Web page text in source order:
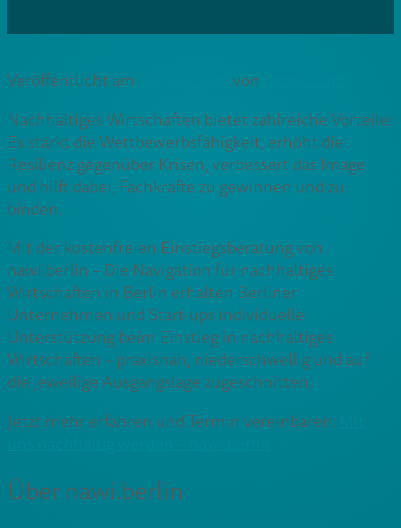
Veröffentlicht am von
Nachhaltiges Wirtschaften bietet zahlreiche Vorteile:
Es stärkt die Wettbewerbsfähigkeit, erhöht die
Resilienz gegenüber Krisen, verbessert das Image
und hilft dabei, Fachkräfte zu gewinnen und zu
binden.
Mit der kostenfreien Einstiegsberatung von
nawi.berlin – Die Navigation für nachhaltiges
Wirtschaften in Berlin erhalten Berliner
Unternehmen und Start-ups individuelle
Unterstützung beim Einstieg in nachhaltiges
Wirtschaften – praxisnah, niederschwellig und auf
die jeweilige Ausgangslage zugeschnitten.
Jetzt mehr erfahren und Termin vereinbaren:
Über nawi.berlin